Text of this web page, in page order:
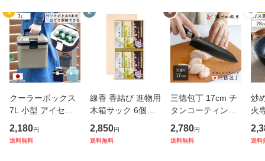
1
クーラーボックス
7L 小型 アイセル1
0 ハードタイプ （
保冷 クーラーBOX
2,180円
送料無料
2
線香 香結び 進物用
木箱サック 6個入
り ギフト （ お線
香 微煙 仏壇 お墓
2,850円
送料無料
3
三徳包丁 17cm チ
タンコーティング
濃州正宗 日本製 （
包丁 万能包丁 料理
2,780円
送料無料
4
炒
火
モ
ル
送料